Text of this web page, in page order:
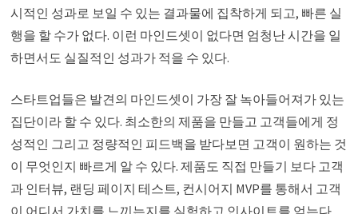
시적인 성과로 보일 수 있는 결과물에 집착하게 되고, 빠른 실
행을 할 수가 없다. 이런 마인드셋이 없다면 엄청난 시간을 일
하면서도 실질적인 성과가 적을 수 있다.
스타트업들은 발견의 마인드셋이 가장 잘 녹아들어져가 있는
집단이라 할 수 있다. 최소한의 제품을 만들고 고객들에게 정
성적인 그리고 정량적인 피드백을 받다보면 고객이 원하는 것
이 무엇인지 빠르게 알 수 있다. 제품도 직접 만들기 보다 고객
과 인터뷰, 랜딩 페이지 테스트, 컨시어지 MVP를 통해서 고객